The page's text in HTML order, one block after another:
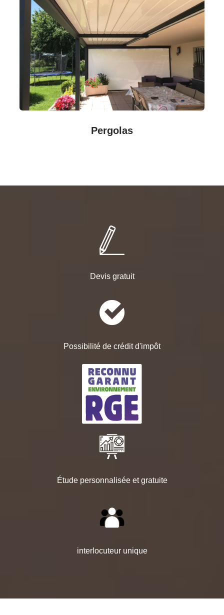
Pergolas
Devis gratuit
Possibilité de crédit d'impôt
Étude personnalisée et gratuite
interlocuteur unique